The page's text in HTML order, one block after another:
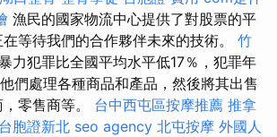
漁民的國家物流中心提供了對股票的平
等待我們的合作夥伴未來的技術。 竹
力犯罪比全國平均水平低17％，犯罪年
們處理各種商品和產品，然後將其出售
零售商等。 台中西屯區按摩推薦 推拿
台胞證新北 seo agency 北屯按摩 外國人